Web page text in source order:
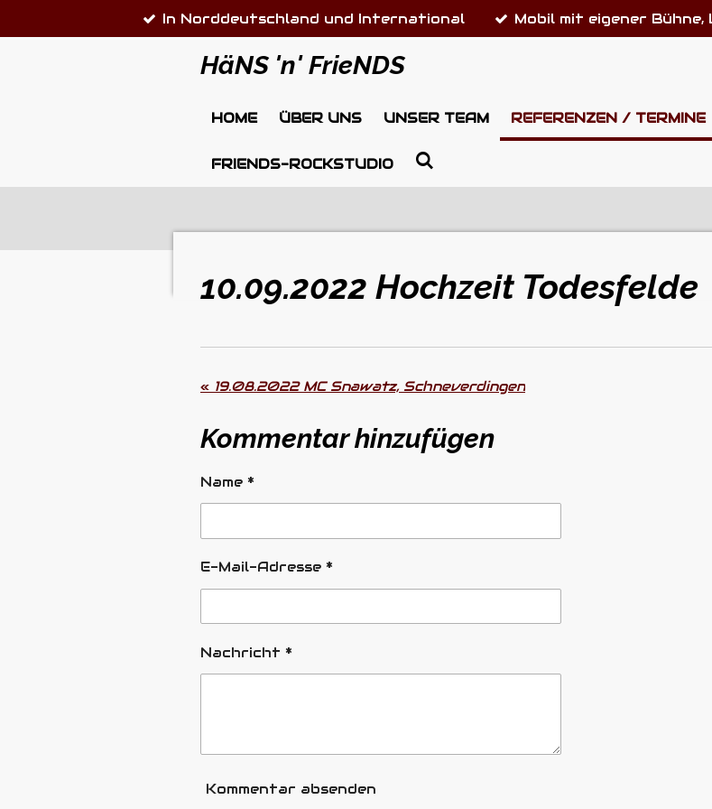
Hauptinhalt
In Norddeutschland und International Mobil mit eigener
HäNS 'n' FrieNDS
HOME ÜBER UNS UNSER TEAM REFERENZEN / TERMINE
FRIENDS-ROCKSTUDIO
10.09.2022 Hochzeit Todesfelde
« 19.08.2022 MC Snawatz, Schneverdingen
Kommentar hinzufügen
Name *
E-Mail-Adresse *
Nachricht *
Kommentar absenden